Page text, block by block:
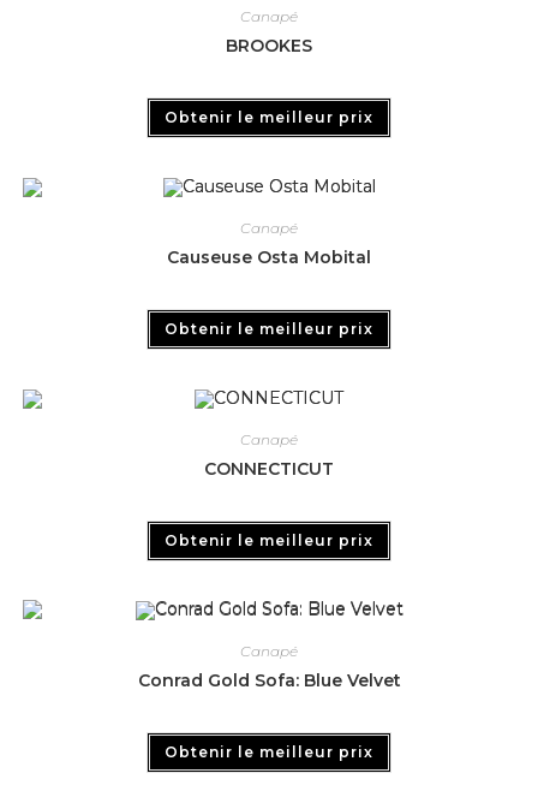
Canapé
BROOKES
Obtenir le meilleur prix
Canapé
Causeuse Osta Mobital
Obtenir le meilleur prix
Canapé
CONNECTICUT
Obtenir le meilleur prix
Canapé
Conrad Gold Sofa: Blue Velvet
Obtenir le meilleur prix